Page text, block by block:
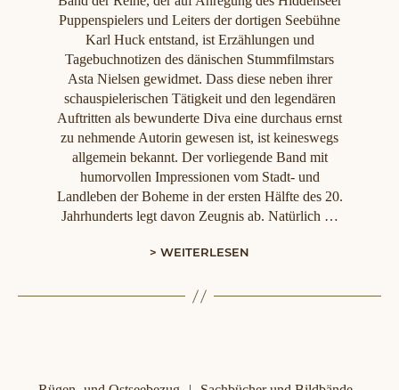
Puppenspielers und Leiters der dortigen Seebühne
Karl Huck entstand, ist Erzählungen und
Tagebuchnotizen des dänischen Stummfilmstars
Asta Nielsen gewidmet. Dass diese neben ihrer
schauspielerischen Tätigkeit und den legendären
Auftritten als bewunderte Diva eine durchaus ernst
zu nehmende Autorin gewesen ist, ist keineswegs
allgemein bekannt. Der vorliegende Band mit
humorvollen Impressionen vom Stadt- und
Landleben der Boheme in der ersten Hälfte des 20.
Jahrhunderts legt davon Zeugnis ab. Natürlich …
> WEITERLESEN